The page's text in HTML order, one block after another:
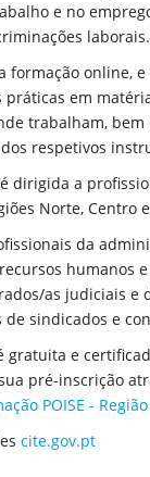
e no
laborais.
formação online,
práticas em
trabalham,
respetivos
é dirigida a
Norte, Centro
da
humanos
as judiciais e
de sindicados e
gratuita e
pré-inscrição
POISE -
cite.gov.pt